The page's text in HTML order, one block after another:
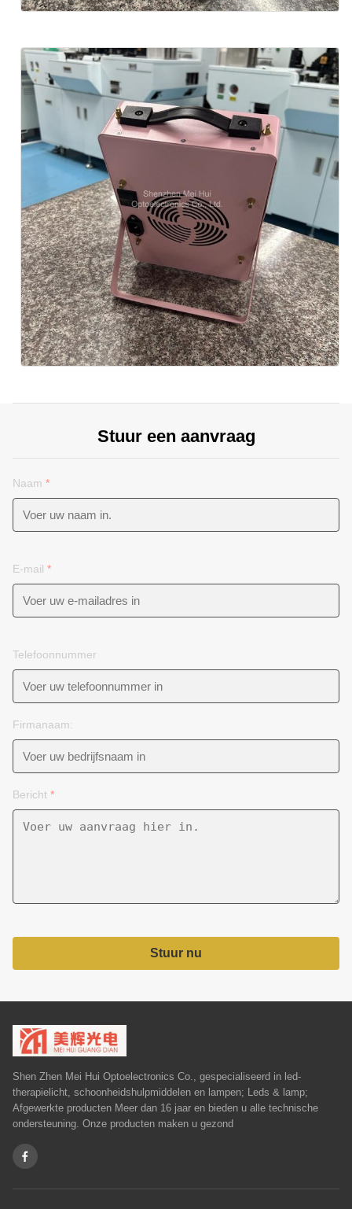
Stuur een aanvraag
Naam *
E-mail *
Telefoonnummer
Firmanaam:
Bericht *
Stuur nu
Shen Zhen Mei Hui Optoelectronics Co., gespecialiseerd in led-
therapielicht, schoonheidshulpmiddelen en lampen; Leds & lamp;
Afgewerkte producten Meer dan 16 jaar en bieden u alle technische
ondersteuning. Onze producten maken u gezond